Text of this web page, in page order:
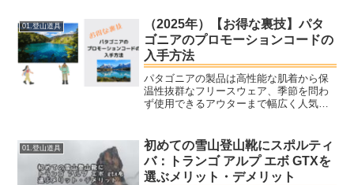
01.登山道具
（2025年）【お得な裏技】パタ
ゴニアのプロモーションコードの
入手方法
パタゴニアの製品は高性能な肌着から保
温性抜群なフリースウェア、季節を問わ
ず使用できるアウターまで幅広く人気商
の商品がもっと安く買えたらと考えたこ
とはありませんか？この記...
01.登山道具
初めての雪山登山靴にスポルティ
バ：トランゴ アルプ エボ GTXを
選ぶメリット・デメリット